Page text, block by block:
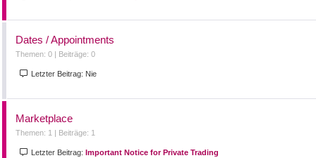
Dates / Appointments
Themen: 0 | Beiträge: 0
Letzter Beitrag: Nie
Marketplace
Themen: 1 | Beiträge: 1
Letzter Beitrag: Important Notice for Private Trading